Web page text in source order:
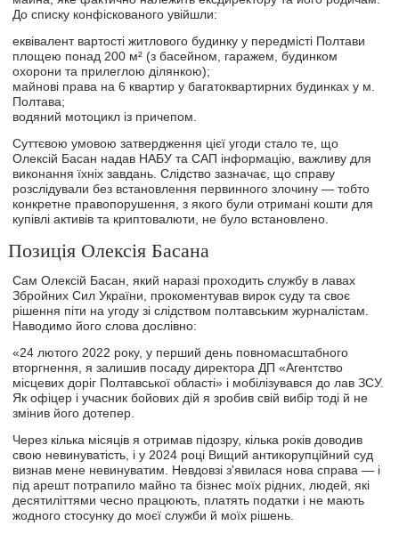
До списку конфіскованого увійшли:
еквівалент вартості житлового будинку у передмісті Полтави
площею понад 200 м² (з басейном, гаражем, будинком
охорони та прилеглою ділянкою);
майнові права на 6 квартир у багатоквартирних будинках у м.
Полтава;
водяний мотоцикл із причепом.
Суттєвою умовою затвердження цієї угоди стало те, що
Олексій Басан надав НАБУ та САП інформацію, важливу для
виконання їхніх завдань. Слідство зазначає, що справу
розслідували без встановлення первинного злочину — тобто
конкретне правопорушення, з якого були отримані кошти для
купівлі активів та криптовалюти, не було встановлено.
Позиція Олексія Басана
Сам Олексій Басан, який наразі проходить службу в лавах
Збройних Сил України, прокоментував вирок суду та своє
рішення піти на угоду зі слідством полтавським журналістам.
Наводимо його слова дослівно:
«24 лютого 2022 року, у перший день повномасштабного
вторгнення, я залишив посаду директора ДП «Агентство
місцевих доріг Полтавської області» і мобілізувався до лав ЗСУ.
Як офіцер і учасник бойових дій я зробив свій вибір тоді й не
змінив його дотепер.
Через кілька місяців я отримав підозру, кілька років доводив
свою невинуватість, і у 2024 році Вищий антикорупційний суд
визнав мене невинуватим. Невдовзі з'явилася нова справа — і
під арешт потрапило майно та бізнес моїх рідних, людей, які
десятиліттями чесно працюють, платять податки і не мають
жодного стосунку до моєї служби й моїх рішень.